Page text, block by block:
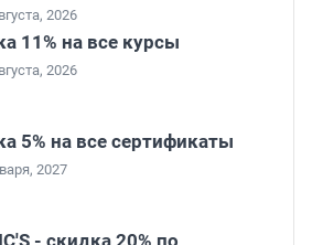
2026
11% на все курсы
2026
5% на все сертификаты
2027